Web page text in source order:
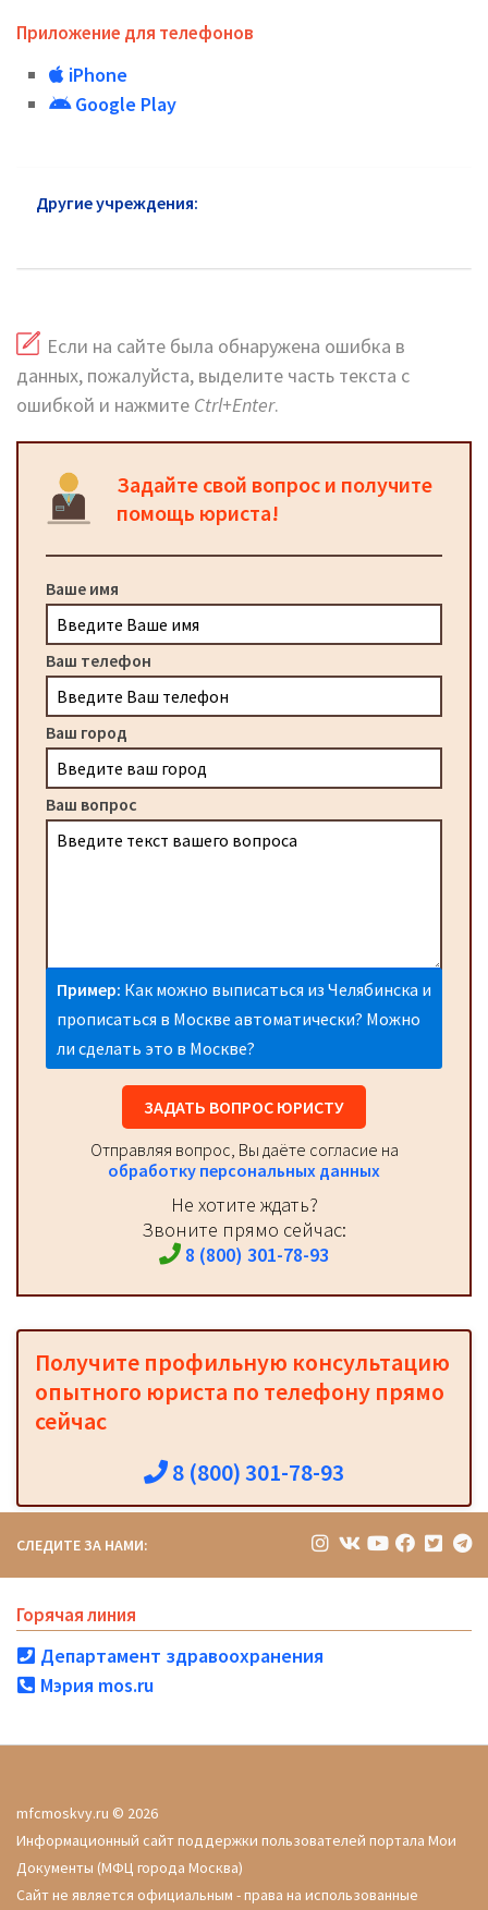
Приложение для телефонов
iPhone
Google Play
Другие учреждения:
Если на сайте была обнаружена ошибка в
данных, пожалуйста, выделите часть текста с
ошибкой и нажмите Ctrl+Enter.
Задайте свой вопрос и получите
помощь юриста!
Ваше имя
Ваш телефон
Ваш город
Ваш вопрос
Пример: Как можно выписаться из Челябинска и
прописаться в Москве автоматически? Можно
ли сделать это в Москве?
ЗАДАТЬ ВОПРОС ЮРИСТУ
Отправляя вопрос, Вы даёте согласие на
обработку персональных данных
Не хотите ждать?
Звоните прямо сейчас:
8 (800) 301-78-93
Получите профильную консультацию
опытного юриста по телефону прямо
сейчас
8 (800) 301-78-93
СЛЕДИТЕ ЗА НАМИ:
Горячая линия
Департамент здравоохранения
Мэрия mos.ru
mfcmoskvy.ru © 2026
Информационный сайт поддержки пользователей портала Мои
Документы (МФЦ города Москва)
Сайт не является официальным - права на использованные